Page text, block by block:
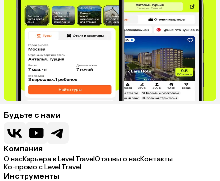
Будьте с нами
Компания
О насКарьера в Level.TravelОтзывы о насКонтакты
Ко-промо с Level.Travel
Инструменты